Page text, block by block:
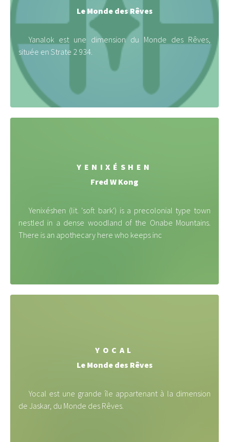
Le Monde des Rêves
Yanalok est une dimension du Monde des Rêves,
située en Strate 2 934.
YENIXÉSHEN
Fred W Kong
Yenixéshen (lit. 'soft bark') is a precolonial type town
nestled in a dense woodland of the Onabe Mountains.
There is an apothecary here who keeps inc
YOCAL
Le Monde des Rêves
Yocal est une grande île appartenant à la dimension
de Jaskar, du Monde des Rêves.